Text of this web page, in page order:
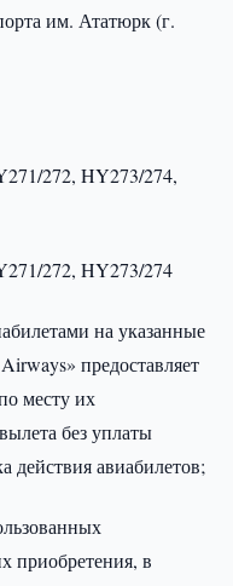
им. Ататюрк (г.
272, HY273/274,
272, HY273/274
на указанные
предоставляет
месту их
без уплаты
действия авиабилетов;
приобретения, в